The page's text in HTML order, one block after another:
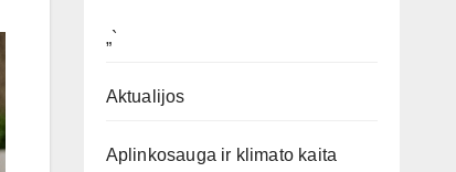
„`
Aktualijos
Aplinkosauga ir klimato kaita